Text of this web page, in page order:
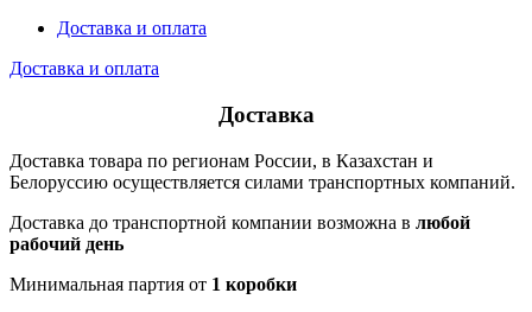
Доставка и оплата
Доставка и оплата
Доставка
Доставка товара по регионам России, в Казахстан и
Белоруссию осуществляется силами транспортных компаний.
Доставка до транспортной компании возможна в любой
рабочий день
Минимальная партия от 1 коробки